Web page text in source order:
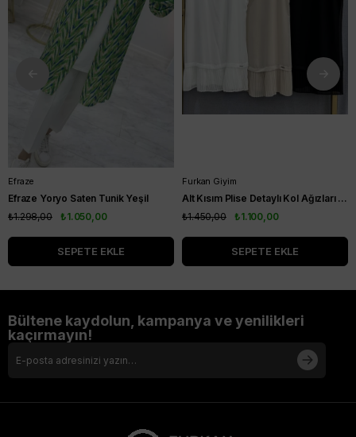
Efraze
Efraze Yoryo Saten Tunik Yeşil
₺1.050,00
₺1.298,00
SEPETE EKLE
Furkan Giyim
Alt Kısım Plise Detaylı Kol Ağızları Ribanalı Kısa Kol Kurtarıcı Tunik Siyah
₺1.100,00
₺1.450,00
SEPETE EKLE
Bültene kaydolun, kampanya ve yenilikleri
kaçırmayın!